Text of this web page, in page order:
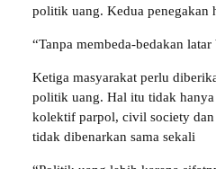
politik uang. Kedua penegakan
“Tanpa membeda-bedakan
Ketiga masyarakat perlu
politik uang. Hal itu tidak hanya
kolektif parpol, civil society
tidak dibenarkan sama sekali